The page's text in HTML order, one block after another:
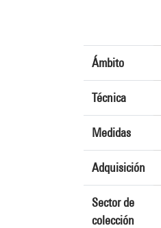
Ámbito
Técnica
Medidas
Adquisición
Sector de
colección